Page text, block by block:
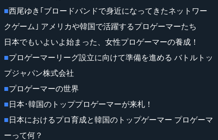
■西尾ゆき｢ブロードバンドで身近になってきたネットワー
クゲーム｣ アメリカや韓国で活躍するプロゲーマーたち
日本でもいよいよ始まった、女性プロゲーマーの養成！
■プロゲーマーリーグ設立に向けて準備を進める バトルトッ
プジャパン株式会社
■プロゲーマーの世界
■ 日本･韓国のトッププロゲーマーが来札！
■ 日本におけるプロ育成と韓国のトップゲーマー プロゲーマ
ーって何？